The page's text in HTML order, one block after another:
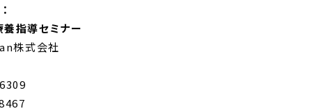
指導セミナー
株式会社